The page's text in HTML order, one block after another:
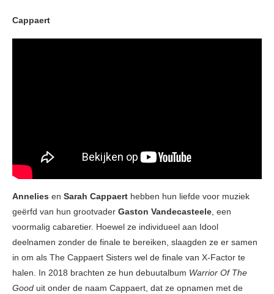
Cappaert
Annelies en Sarah Cappaert hebben hun liefde voor muziek
geërfd van hun grootvader Gaston Vandecasteele , een
voormalig cabaretier. Hoewel ze individueel aan Idool
deelnamen zonder de finale te bereiken, slaagden ze er samen
in om als The Cappaert Sisters wel de finale van X-Factor te
halen. In 2018 brachten ze hun debuutalbum Warrior Of The
Good uit onder de naam Cappaert, dat ze opnamen met de